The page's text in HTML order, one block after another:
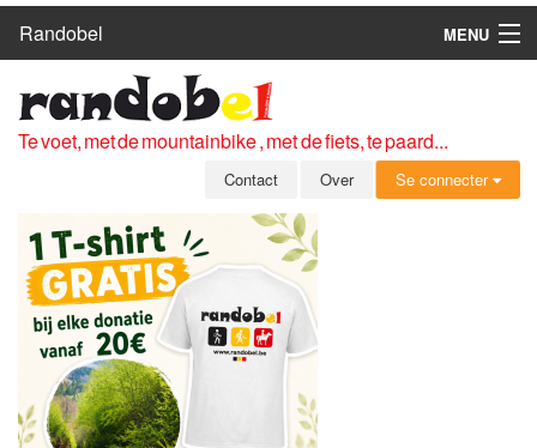
Randobel
MENU
ROUTES
CLUBS
OVER
LEDEN
ZICH AANMELDEN
GRATIS REGISTRATIE
WACHTWOORD VERGETEN
Te voet, met de mountainbike , met de fiets, te paard...
Contact Over Se connecter